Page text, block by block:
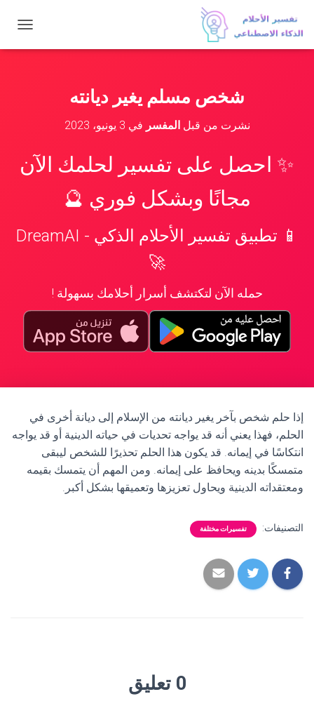
ب
ل
شخص مسلم يغير ديانته
نشرت من قبلالمفسر في 3 يونيو، 2023
✨ احصل على تفسير لحلمك الآن
مجانًا وبشكل فوري 🔮
📱 تطبيق تفسير الأحلام الذكي - DreamAI
🚀
حمله الآن لتكتشف أسرار أحلامك بسهولة !
إذا حلم شخص بآخر يغير ديانته من الإسلام إلى ديانة أخرى في
الحلم، فهذا يعني أنه قد يواجه تحديات في حياته الدينية أو قد يواجه
انتكاسًا في إيمانه. قد يكون هذا الحلم تحذيرًا للشخص ليبقى
متمسكًا بدينه ويحافظ على إيمانه. ومن المهم أن يتمسك بقيمه
ومعتقداته الدينية ويحاول تعزيزها وتعميقها بشكل أكبر.
التصنيفات: تفسيرات مختلفة
0 تعليق